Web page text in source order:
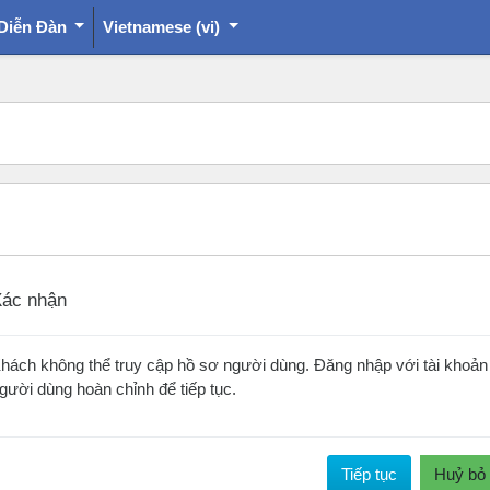
Đàn Vietnamese ‎(vi)‎
nhận
không thể truy cập hồ sơ người dùng. Đăng nhập với tài khoản
dùng hoàn chỉnh để tiếp tục.
Tiếp tục Huỷ bỏ